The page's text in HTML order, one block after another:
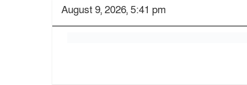
August 9, 2026, 5:41 pm